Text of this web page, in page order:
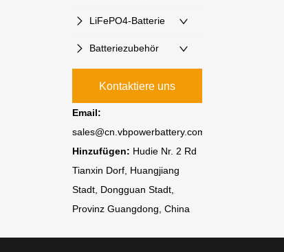
LiFePO4-Batterie
Batteriezubehör
Kontaktiere uns
Email:
sales@cn.vbpowerbattery.com
Hinzufügen: Hudie Nr. 2 Rd
Tianxin Dorf, Huangjiang
Stadt, Dongguan Stadt,
Provinz Guangdong, China